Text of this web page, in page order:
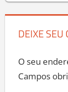
DEIXE SEU
O seu
Campos